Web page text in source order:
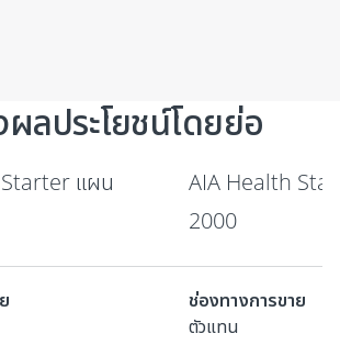
ผลประโยชน์โดยย่อ
แผน
AIA Health
2000
ช่องทางการขาย
ตัวแทน